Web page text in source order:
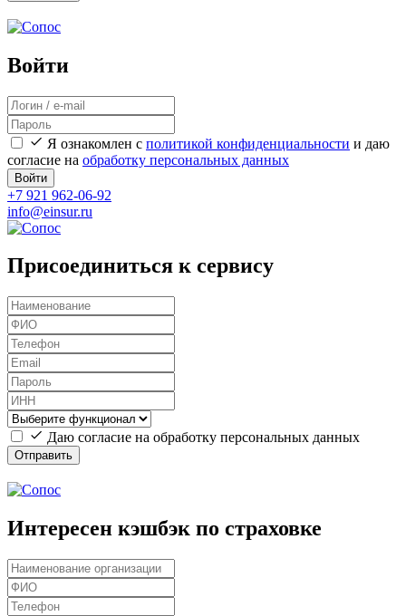
Войти
Я ознакомлен с политикой конфиденциальности и даю
согласие на обработку персональных данных
Войти
+7 921 962-06-92
info@einsur.ru
Присоединиться к сервису
Даю согласие на обработку персональных данных
Отправить
Интересен кэшбэк по страховке